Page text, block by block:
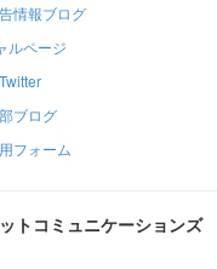
情報ブログ
ルページ
ブログ
フォーム
トコミュニケーションズ